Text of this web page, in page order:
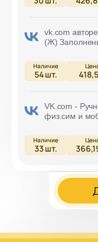
vk.com
(Ж)
54шт.
VK.com -
физ.сим и
33шт.